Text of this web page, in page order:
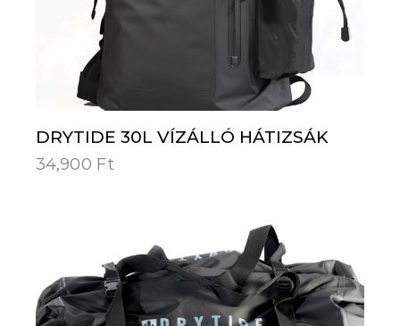
DRYTIDE 30L VÍZÁLLÓ HÁTIZSÁK
34,900 Ft